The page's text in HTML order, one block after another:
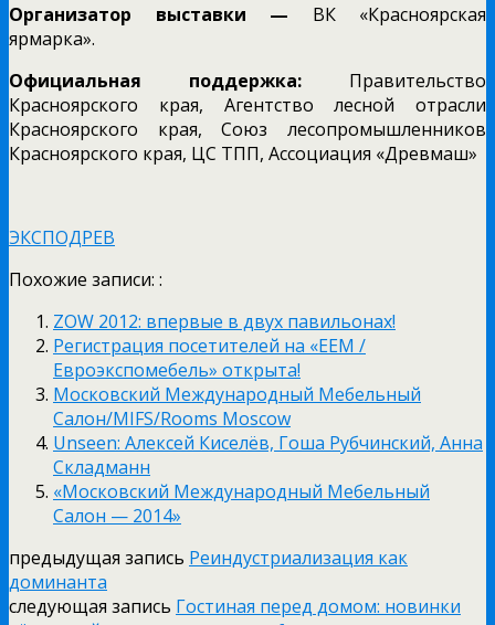
Организатор выставки — ВК «Красноярская
ярмарка».
Официальная поддержка: Правительство
Красноярского края, Агентство лесной отрасли
Красноярского края, Союз лесопромышленников
Красноярского края, ЦС ТПП, Ассоциация «Древмаш»
ЭКСПОДРЕВ
Похожие записи: :
ZOW 2012: впервые в двух павильонах!
Регистрация посетителей на «ЕЕМ /
Евроэкспомебель» открыта!
Московский Международный Мебельный
Салон/MIFS/Rooms Moscow
Unseen: Алексей Киселёв, Гоша Рубчинский, Анна
Складманн
«Московский Международный Мебельный
Салон — 2014»
предыдущая запись Реиндустриализация как
доминанта
следующая запись Гостиная перед домом: новинки